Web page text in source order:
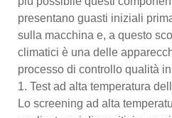
presentano guasti iniziali
sulla macchina e, a questo
climatici è una delle
processo di controllo qualità
1. Test ad alta temperatura
Lo screening ad alta